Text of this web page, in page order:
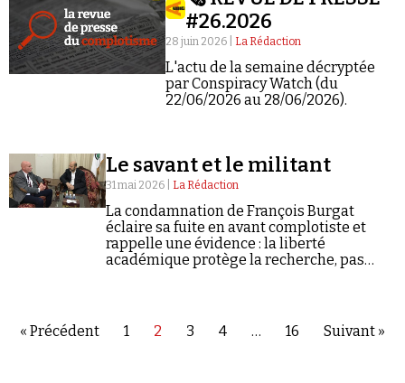
#26.2026
28 juin 2026 | La Rédaction
L'actu de la semaine décryptée
par Conspiracy Watch (du
22/06/2026 au 28/06/2026).
Le savant et le militant
31 mai 2026 | La Rédaction
La condamnation de François Burgat
éclaire sa fuite en avant complotiste et
rappelle une évidence : la liberté
académique protège la recherche, pas
« Précédent 1 2 3 4 … 16 Suivant »